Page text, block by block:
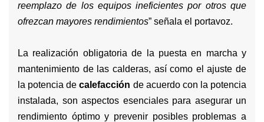
reemplazo de los equipos ineficientes por otros que
ofrezcan mayores rendimientos” señala el portavoz.
La realización obligatoria de la puesta en marcha y
mantenimiento de las calderas, así como el ajuste de
la potencia de calefacción de acuerdo con la potencia
instalada, son aspectos esenciales para asegurar un
rendimiento óptimo y prevenir posibles problemas a